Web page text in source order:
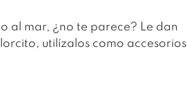
al mar, ¿no te parece? Le dan
utilízalos como accesorios